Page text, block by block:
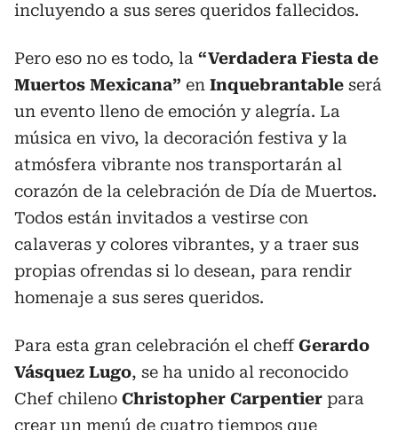
incluyendo a sus seres queridos fallecidos.
Pero eso no es todo, la “Verdadera Fiesta de
Muertos Mexicana” en Inquebrantable será
un evento lleno de emoción y alegría. La
música en vivo, la decoración festiva y la
atmósfera vibrante nos transportarán al
corazón de la celebración de Día de Muertos.
Todos están invitados a vestirse con
calaveras y colores vibrantes, y a traer sus
propias ofrendas si lo desean, para rendir
homenaje a sus seres queridos.
Para esta gran celebración el cheffGerardo
Vásquez Lugo, se ha unido al reconocido
Chef chileno Christopher Carpentier para
crear un menú de cuatro tiempos que